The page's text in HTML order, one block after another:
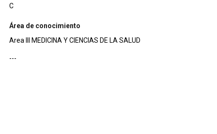
C
Área de conocimiento
Area III MEDICINA Y CIENCIAS DE LA SALUD
---